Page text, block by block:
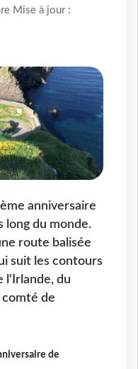
Mise à jour :
anniversaire
long du monde.
route balisée
suit les contours
l'Irlande, du
comté de
de